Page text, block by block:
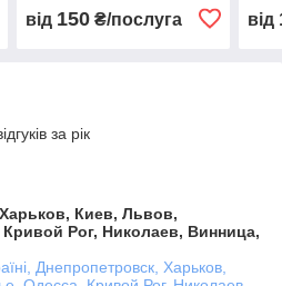
від 150₴/послуга від
за рік
Киев, Львов,
Рог, Николаев, Винница,
Днепропетровск, Харьков,